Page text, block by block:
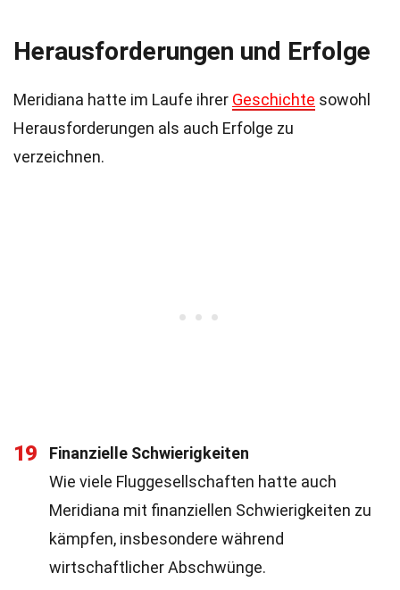
Herausforderungen und Erfolge
Meridiana hatte im Laufe ihrer Geschichte sowohl
Herausforderungen als auch Erfolge zu
verzeichnen.
19
Finanzielle Schwierigkeiten
Wie viele Fluggesellschaften hatte auch
Meridiana mit finanziellen Schwierigkeiten zu
kämpfen, insbesondere während
wirtschaftlicher Abschwünge.